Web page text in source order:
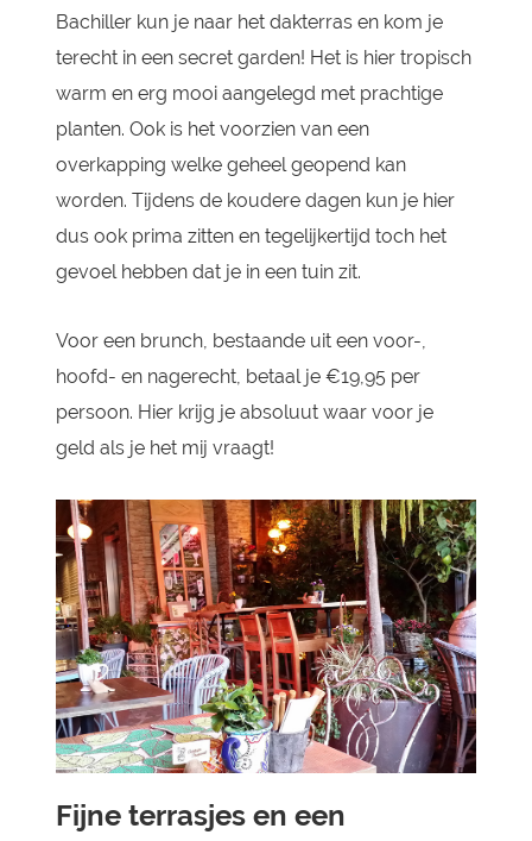
Bachiller kun je naar het dakterras en kom je
terecht in een secret garden! Het is hier tropisch
warm en erg mooi aangelegd met prachtige
planten. Ook is het voorzien van een
overkapping welke geheel geopend kan
worden. Tijdens de koudere dagen kun je hier
dus ook prima zitten en tegelijkertijd toch het
gevoel hebben dat je in een tuin zit.
Voor een brunch, bestaande uit een voor-,
hoofd- en nagerecht, betaal je €19,95 per
persoon. Hier krijg je absoluut waar voor je
geld als je het mij vraagt!
Fijne terrasjes en een